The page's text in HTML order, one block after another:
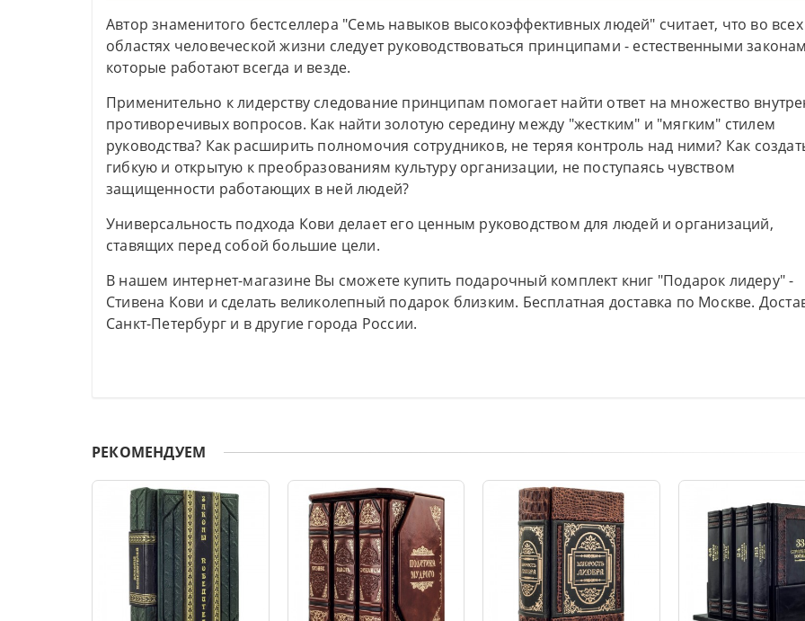
Автор знаменитого бестселлера "Семь навыков высокоэффективных людей" считает, что во всех
областях человеческой жизни следует руководствоваться принципами - естественными
которые работают всегда и везде.
Применительно к лидерству следование принципам помогает найти ответ на множество
противоречивых вопросов. Как найти золотую середину между "жестким" и "мягким" стилем
руководства? Как расширить полномочия сотрудников, не теряя контроль над ними? Как
гибкую и открытую к преобразованиям культуру организации, не поступаясь чувством
защищенности работающих в ней людей?
Универсальность подхода Кови делает его ценным руководством для людей и организаций,
ставящих перед собой большие цели.
В нашем интернет-магазине Вы сможете купить подарочный комплект книг "Подарок лидеру" -
Стивена Кови и сделать великолепный подарок близким. Бесплатная доставка по Москве.
Санкт-Петербург и в другие города России.
РЕКОМЕНДУЕМ